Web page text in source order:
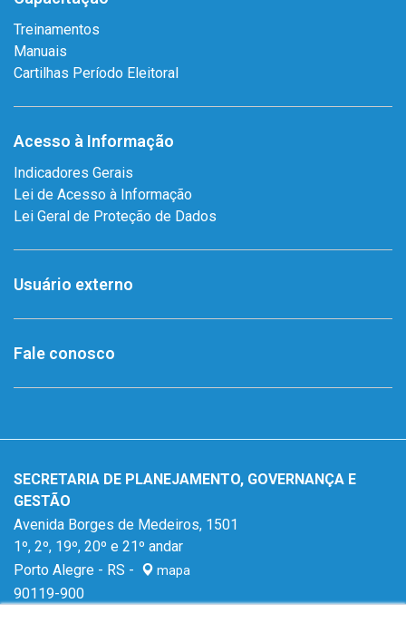
Treinamentos
Manuais
Cartilhas Período Eleitoral
Acesso à Informação
Indicadores Gerais
Lei de Acesso à Informação
Lei Geral de Proteção de Dados
Usuário externo
Fale conosco
SECRETARIA DE PLANEJAMENTO, GOVERNANÇA E
GESTÃO
Avenida Borges de Medeiros, 1501
1º, 2º, 19º, 20º e 21º andar
Porto Alegre - RS -
mapa
90119-900